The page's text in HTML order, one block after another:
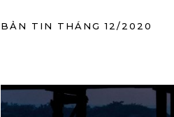
BẢN TIN THÁNG 12/2020